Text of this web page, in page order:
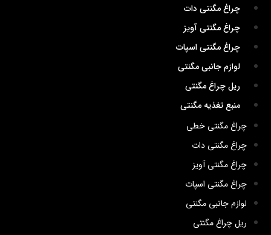
چراغ مگنتی دات
چراغ مگنتی آویز
چراغ مگنتی اسپات
لوازم جانبی مگنتی
ریل چراغ مگنتی
منبع تغذیه مگنتی
چراغ مگنتی خطی
چراغ مگنتی دات
چراغ مگنتی آویز
چراغ مگنتی اسپات
لوازم جانبی مگنتی
ریل چراغ مگنتی